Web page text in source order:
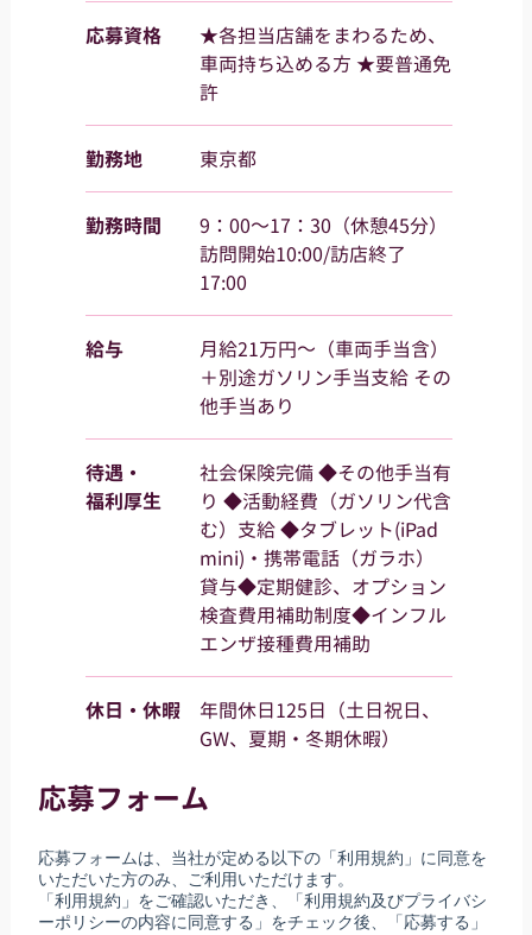
応募資格
★各担当店舗をまわるため、
車両持ち込める方 ★要普通免
許
勤務地 東京都
勤務時間
9：00～17：30（休憩45分）
訪問開始10:00/訪店終了
17:00
給与
月給21万円～（車両手当含）
＋別途ガソリン手当支給 その
他手当あり
待遇・
福利厚生
社会保険完備 ◆その他手当有
り ◆活動経費（ガソリン代含
む）支給 ◆タブレット(iPad
mini)・携帯電話（ガラホ）
貸与◆定期健診、オプション
検査費用補助制度◆インフル
エンザ接種費用補助
休日・休暇
年間休日125日（土日祝日、
GW、夏期・冬期休暇）
応募フォーム